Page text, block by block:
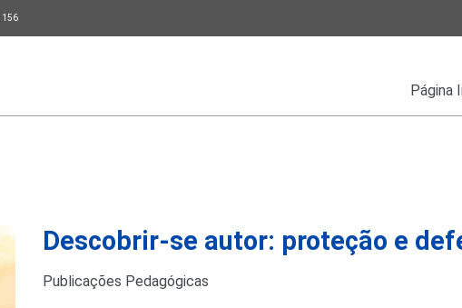
156
Página
Descobrir-se autor: proteção e
Publicações Pedagógicas